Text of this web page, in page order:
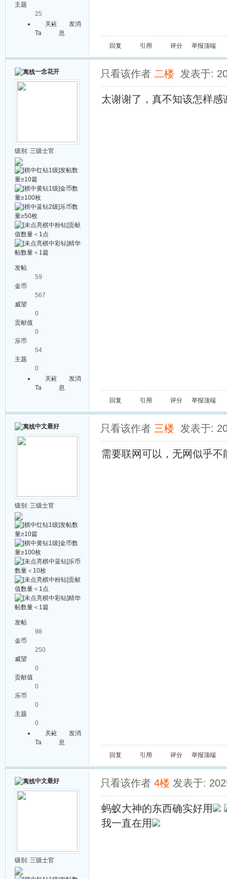
主题
25
关注
Ta
发消
息
回复 引用 评分 举报顶端
一念花开
级别: 三级士官
发帖
59
金币
567
威望
0
贡献值
0
乐币
54
主题
0
关注
Ta
发消
息
只看该作者 二楼 发表于:
太谢谢了，真不知该怎样感
回复 引用 评分 举报顶端
中文最好
级别: 三级士官
发帖
98
金币
250
威望
0
贡献值
0
乐币
0
主题
0
关注
Ta
发消
息
只看该作者 三楼 发表于:
需要联网可以，无网似乎不
回复 引用 评分 举报顶端
中文最好
级别: 三级士官
只看该作者 4楼 发表于:
蚂蚁大神的东西确实好用
我一直在用